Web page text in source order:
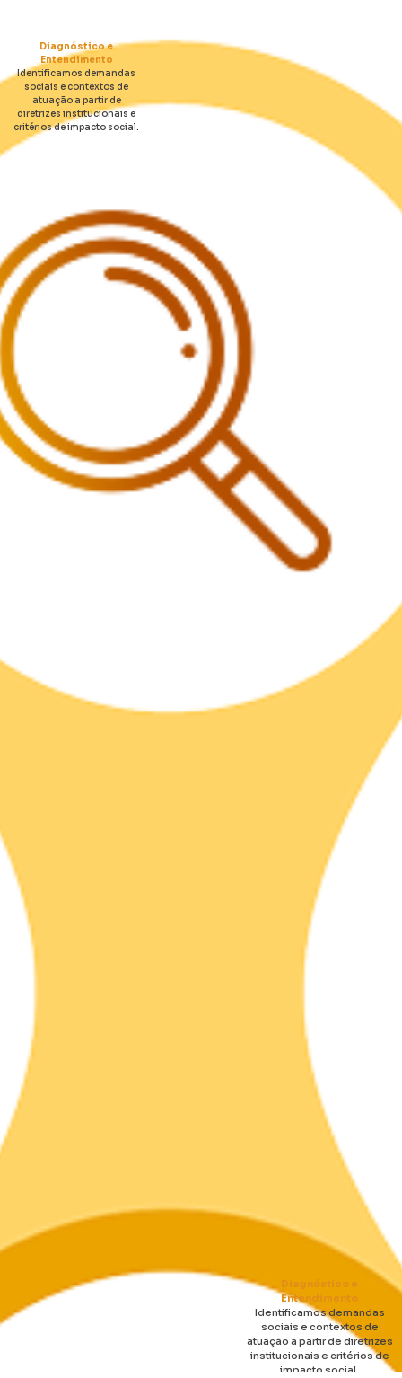
Diagnóstico e
Entendimento
Identificamos demandas
sociais e contextos de
atuação a partir de
diretrizes institucionais e
critérios de impacto social.
Diagnóstico e
Entendimento
Identificamos demandas
sociais e contextos de
atuação a partir de diretrizes
institucionais e critérios de
impacto social.